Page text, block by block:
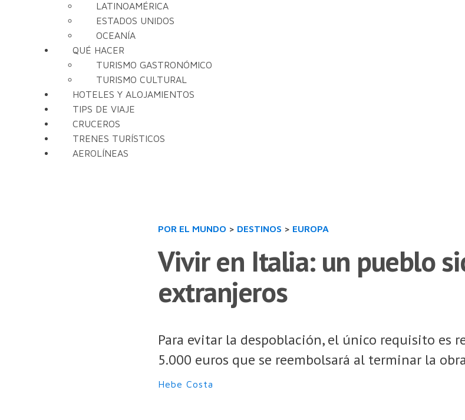
LATINOAMÉRICA
ESTADOS UNIDOS
OCEANÍA
QUÉ HACER
TURISMO GASTRONÓMICO
TURISMO CULTURAL
HOTELES Y ALOJAMIENTOS
TIPS DE VIAJE
CRUCEROS
TRENES TURÍSTICOS
AEROLÍNEAS
POR EL MUNDO > DESTINOS > EUROPA
Vivir en Italia: un pueblo
extranjeros
Para evitar la despoblación, el único requisito es
5.000 euros que se reembolsará al terminar la
Hebe Costa